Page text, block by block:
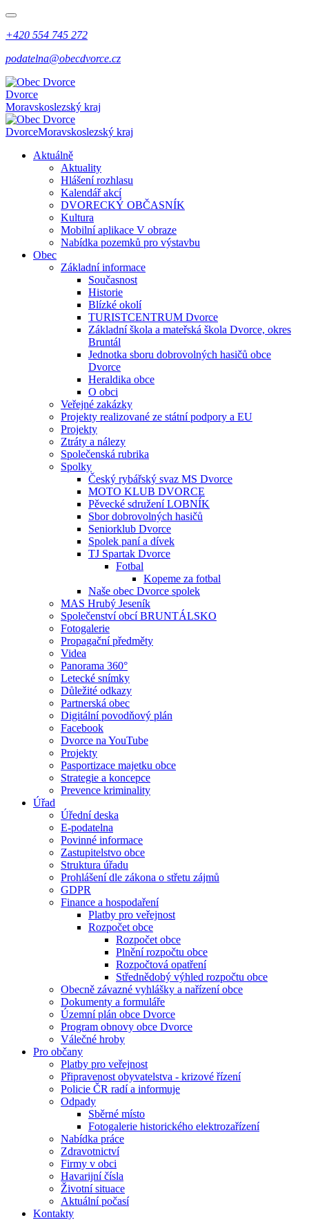
+420 554 745 272
podatelna@obecdvorce.cz
Dvorce
Moravskoslezský kraj
DvorceMoravskoslezský kraj
Aktuálně
Aktuality
Hlášení rozhlasu
Kalendář akcí
DVORECKÝ OBČASNÍK
Kultura
Mobilní aplikace V obraze
Nabídka pozemků pro výstavbu
Obec
Základní informace
Současnost
Historie
Blízké okolí
TURISTCENTRUM Dvorce
Základní škola a mateřská škola Dvorce, okres
Bruntál
Jednotka sboru dobrovolných hasičů obce
Dvorce
Heraldika obce
O obci
Veřejné zakázky
Projekty realizované ze státní podpory a EU
Projekty
Ztráty a nálezy
Společenská rubrika
Spolky
Český rybářský svaz MS Dvorce
MOTO KLUB DVORCE
Pěvecké sdružení LOBNÍK
Sbor dobrovolných hasičů
Seniorklub Dvorce
Spolek paní a dívek
TJ Spartak Dvorce
Fotbal
Kopeme za fotbal
Naše obec Dvorce spolek
MAS Hrubý Jeseník
Společenství obcí BRUNTÁLSKO
Fotogalerie
Propagační předměty
Videa
Panorama 360°
Letecké snímky
Důležité odkazy
Partnerská obec
Digitální povodňový plán
Facebook
Dvorce na YouTube
Projekty
Pasportizace majetku obce
Strategie a koncepce
Prevence kriminality
Úřad
Úřední deska
E-podatelna
Povinné informace
Zastupitelstvo obce
Struktura úřadu
Prohlášení dle zákona o střetu zájmů
GDPR
Finance a hospodaření
Platby pro veřejnost
Rozpočet obce
Rozpočet obce
Plnění rozpočtu obce
Rozpočtová opatření
Střednědobý výhled rozpočtu obce
Obecně závazné vyhlášky a nařízení obce
Dokumenty a formuláře
Územní plán obce Dvorce
Program obnovy obce Dvorce
Válečné hroby
Pro občany
Platby pro veřejnost
Připravenost obyvatelstva - krizové řízení
Policie ČR radí a informuje
Odpady
Sběrné místo
Fotogalerie historického elektrozařízení
Nabídka práce
Zdravotnictví
Firmy v obci
Havarijní čísla
Životní situace
Aktuální počasí
Kontakty